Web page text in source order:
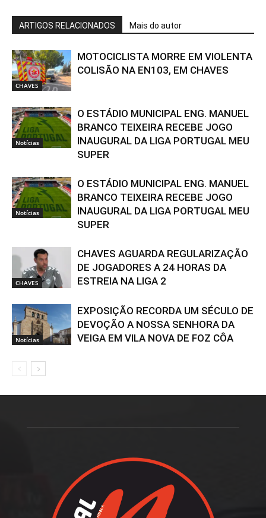
ARTIGOS RELACIONADOS Mais do autor
CHAVES
MOTOCICLISTA MORRE EM VIOLENTA
COLISÃO NA EN103, EM CHAVES
Notícias
O ESTÁDIO MUNICIPAL ENG. MANUEL
BRANCO TEIXEIRA RECEBE JOGO
INAUGURAL DA LIGA PORTUGAL MEU
SUPER
Notícias
O ESTÁDIO MUNICIPAL ENG. MANUEL
BRANCO TEIXEIRA RECEBE JOGO
INAUGURAL DA LIGA PORTUGAL MEU
SUPER
CHAVES
CHAVES AGUARDA REGULARIZAÇÃO
DE JOGADORES A 24 HORAS DA
ESTREIA NA LIGA 2
Notícias
EXPOSIÇÃO RECORDA UM SÉCULO DE
DEVOÇÃO A NOSSA SENHORA DA
VEIGA EM VILA NOVA DE FOZ CÔA